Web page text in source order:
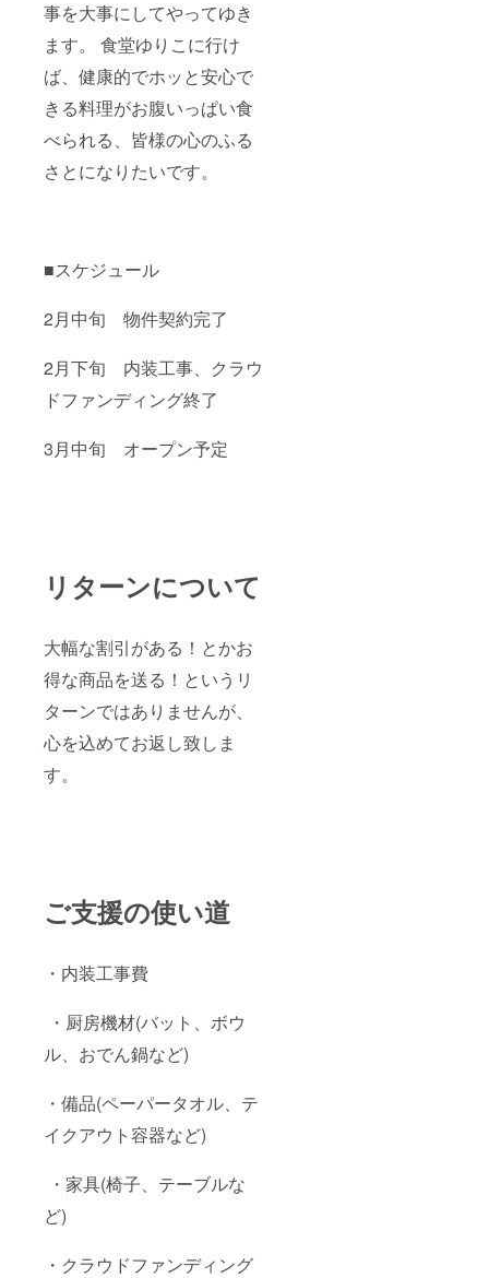
事を大事にしてやってゆき
ます。 食堂ゆりこに行け
ば、健康的でホッと安心で
きる料理がお腹いっぱい食
べられる、皆様の心のふる
さとになりたいです。
■スケジュール
2月中旬 物件契約完了
2月下旬 内装工事、クラウ
ドファンディング終了
3月中旬 オープン予定
リターンについて
大幅な割引がある！とかお
得な商品を送る！というリ
ターンではありませんが、
心を込めてお返し致しま
す。
ご支援の使い道
・内装工事費
・厨房機材(バット、ボウ
ル、おでん鍋など)
・備品(ペーパータオル、テ
イクアウト容器など)
・家具(椅子、テーブルな
ど)
・クラウドファンディング